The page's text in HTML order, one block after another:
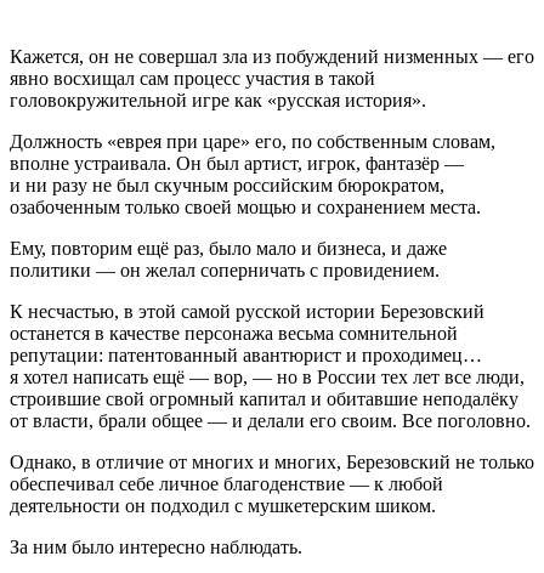
Кажется, он не совершал зла из побуждений низменных — его
явно восхищал сам процесс участия в такой
головокружительной игре как «русская история».
Должность «еврея при царе» его, по собственным словам,
вполне устраивала. Он был артист, игрок, фантазёр —
и ни разу не был скучным российским бюрократом,
озабоченным только своей мощью и сохранением места.
Ему, повторим ещё раз, было мало и бизнеса, и даже
политики — он желал соперничать с провидением.
К несчастью, в этой самой русской истории Березовский
останется в качестве персонажа весьма сомнительной
репутации: патентованный авантюрист и проходимец…
я хотел написать ещё — вор, — но в России тех лет все люди,
строившие свой огромный капитал и обитавшие неподалёку
от власти, брали общее — и делали его своим. Все поголовно.
Однако, в отличие от многих и многих, Березовский не только
обеспечивал себе личное благоденствие — к любой
деятельности он подходил с мушкетерским шиком.
За ним было интересно наблюдать.